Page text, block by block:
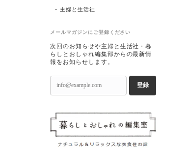
主婦と生活社
メールマガジンにご登録ください
次回のお知らせや主婦と生活社・暮
らしとおしゃれ編集部からの最新情
報をお知らせします。
登録